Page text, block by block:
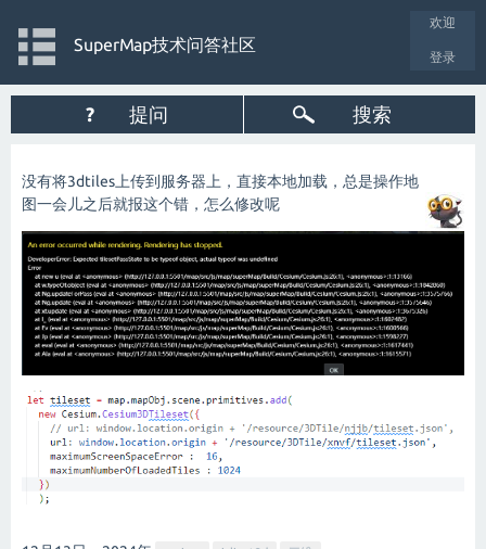
欢迎
登录
SuperMap技术问答社区
? 提问 搜索
没有将3dtiles上传到服务器上，直接本地加载，总是操作地
图一会儿之后就报这个错，怎么修改呢